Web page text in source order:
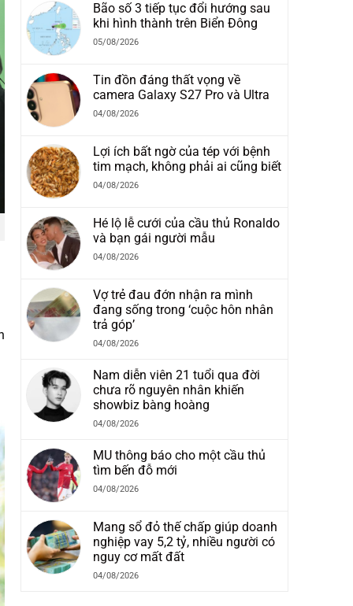
Bão số 3 tiếp tục đổi hướng sau
khi hình thành trên Biển Đông
05/08/2026
Tin đồn đáng thất vọng về
camera Galaxy S27 Pro và Ultra
04/08/2026
Lợi ích bất ngờ của tép với bệnh
tim mạch, không phải ai cũng biết
04/08/2026
Hé lộ lễ cưới của cầu thủ Ronaldo
và bạn gái người mẫu
04/08/2026
Vợ trẻ đau đớn nhận ra mình
đang sống trong ‘cuộc hôn nhân
trả góp’
04/08/2026
Nam diễn viên 21 tuổi qua đời
chưa rõ nguyên nhân khiến
showbiz bàng hoàng
04/08/2026
MU thông báo cho một cầu thủ
tìm bến đỗ mới
04/08/2026
Mang sổ đỏ thế chấp giúp doanh
nghiệp vay 5,2 tỷ, nhiều người có
nguy cơ mất đất
04/08/2026